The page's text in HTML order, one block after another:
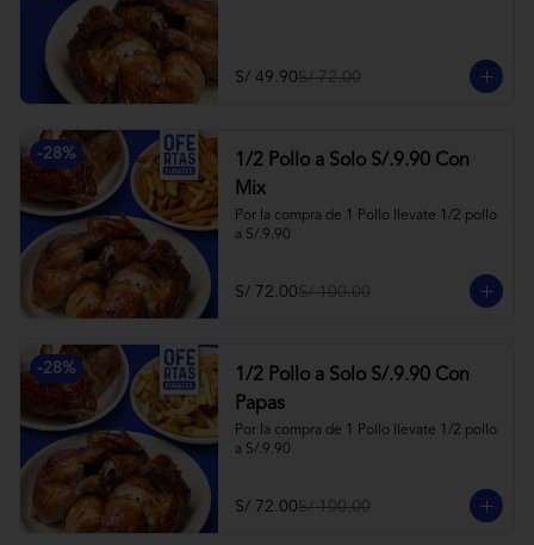
S/ 49.90S/ 72.00
-28%
1/2 Pollo a Solo S/.9.90 Con
Mix
Por la compra de 1 Pollo llevate 1/2 pollo
a S/.9.90
S/ 72.00S/ 100.00
-28%
1/2 Pollo a Solo S/.9.90 Con
Papas
Por la compra de 1 Pollo llevate 1/2 pollo
a S/.9.90
S/ 72.00S/ 100.00